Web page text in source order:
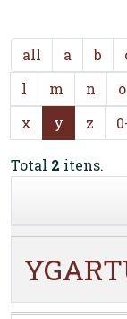
all a b
l
m n o
x
y z
Total 2 itens.